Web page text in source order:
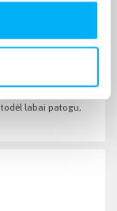
labai patogu,